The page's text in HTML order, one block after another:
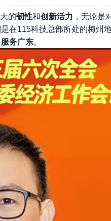
的韧性和创新活力 ，无论是
在115科技总部所处的梅州
务广东。